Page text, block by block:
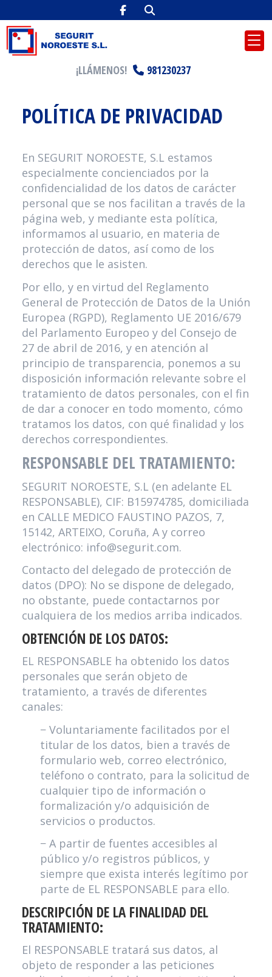
¡LLÁMENOS! 981230237
POLÍTICA DE PRIVACIDAD
En SEGURIT NOROESTE, S.L estamos
especialmente concienciados por la
confidencialidad de los datos de carácter
personal que se nos facilitan a través de la
página web, y mediante esta política,
informamos al usuario, en materia de
protección de datos, así como de los
derechos que le asisten.
Por ello, y en virtud del Reglamento
General de Protección de Datos de la Unión
Europea (RGPD), Reglamento UE 2016/679
del Parlamento Europeo y del Consejo de
27 de abril de 2016, y en atención al
principio de transparencia, ponemos a su
disposición información relevante sobre el
tratamiento de datos personales, con el fin
de dar a conocer en todo momento, cómo
tratamos los datos, con qué finalidad y los
derechos correspondientes.
RESPONSABLE DEL TRATAMIENTO:
SEGURIT NOROESTE, S.L (en adelante EL
RESPONSABLE), CIF: B15974785, domiciliada
en CALLE MEDICO FAUSTINO PAZOS, 7,
15142, ARTEIXO, Coruña, A y correo
electrónico: info@segurit.com.
Contacto del delegado de protección de
datos (DPO): No se dispone de delegado,
no obstante, puede contactarnos por
cualquiera de los medios arriba indicados.
OBTENCIÓN DE LOS DATOS:
EL RESPONSABLE ha obtenido los datos
personales que serán objeto de
tratamiento, a través de diferentes
canales:
− Voluntariamente facilitados por el
titular de los datos, bien a través de
formulario web, correo electrónico,
teléfono o contrato, para la solicitud de
cualquier tipo de información o
formalización y/o adquisición de
servicios o productos.
− A partir de fuentes accesibles al
público y/o registros públicos, y
siempre que exista interés legítimo por
parte de EL RESPONSABLE para ello.
DESCRIPCIÓN DE LA FINALIDAD DEL
TRATAMIENTO:
El RESPONSABLE tratará sus datos, al
objeto de responder a las peticiones